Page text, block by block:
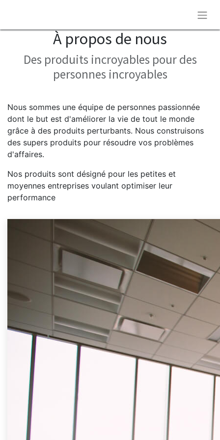
À propos de nous
Des produits incroyables pour des
personnes incroyables
Nous sommes une équipe de personnes passionnée
dont le but est d'améliorer la vie de tout le monde
grâce à des produits perturbants. Nous construisons
des supers produits pour résoudre vos problèmes
d'affaires.
Nos produits sont désigné pour les petites et
moyennes entreprises voulant optimiser leur
performance